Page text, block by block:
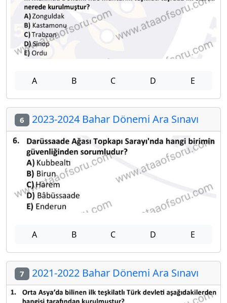
A B C D E
6 2023-2024 Bahar Dönemi Ara Sınavı
A B C D E
7 2021-2022 Bahar Dönemi Ara Sınavı